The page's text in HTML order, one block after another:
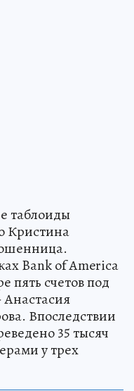
таблоиды
Кристина
Bank of America
пять счетов под
Впоследствии
35 тысяч
у трех